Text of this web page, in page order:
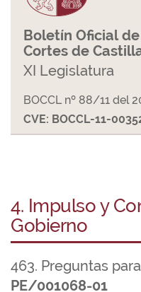
Boletín Oficial
Cortes de
XI Legislatura
BOCCL nº 88/11 del
CVE: BOCCL-11-
4. Impulso y
Gobierno
463. Preguntas
PE/001068-01